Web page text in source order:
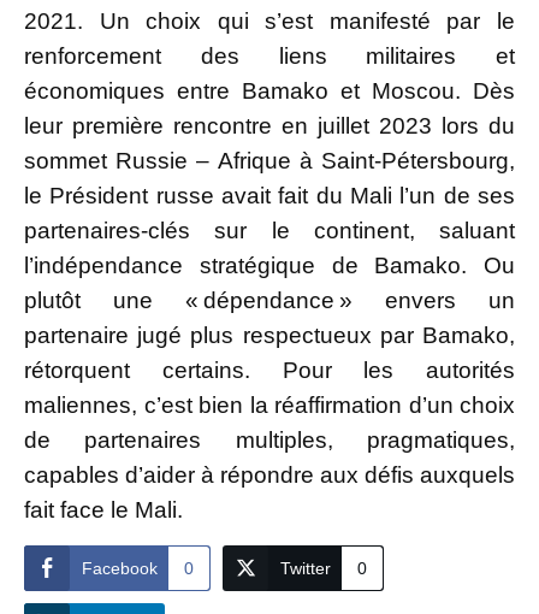
2021. Un choix qui s’est manifesté par le
renforcement des liens militaires et
économiques entre Bamako et Moscou. Dès
leur première rencontre en juillet 2023 lors du
sommet Russie – Afrique à Saint-Pétersbourg,
le Président russe avait fait du Mali l’un de ses
partenaires-clés sur le continent, saluant
l’indépendance stratégique de Bamako. Ou
plutôt une « dépendance » envers un
partenaire jugé plus respectueux par Bamako,
rétorquent certains. Pour les autorités
maliennes, c’est bien la réaffirmation d’un choix
de partenaires multiples, pragmatiques,
capables d’aider à répondre aux défis auxquels
fait face le Mali.
Facebook 0 Twitter 0